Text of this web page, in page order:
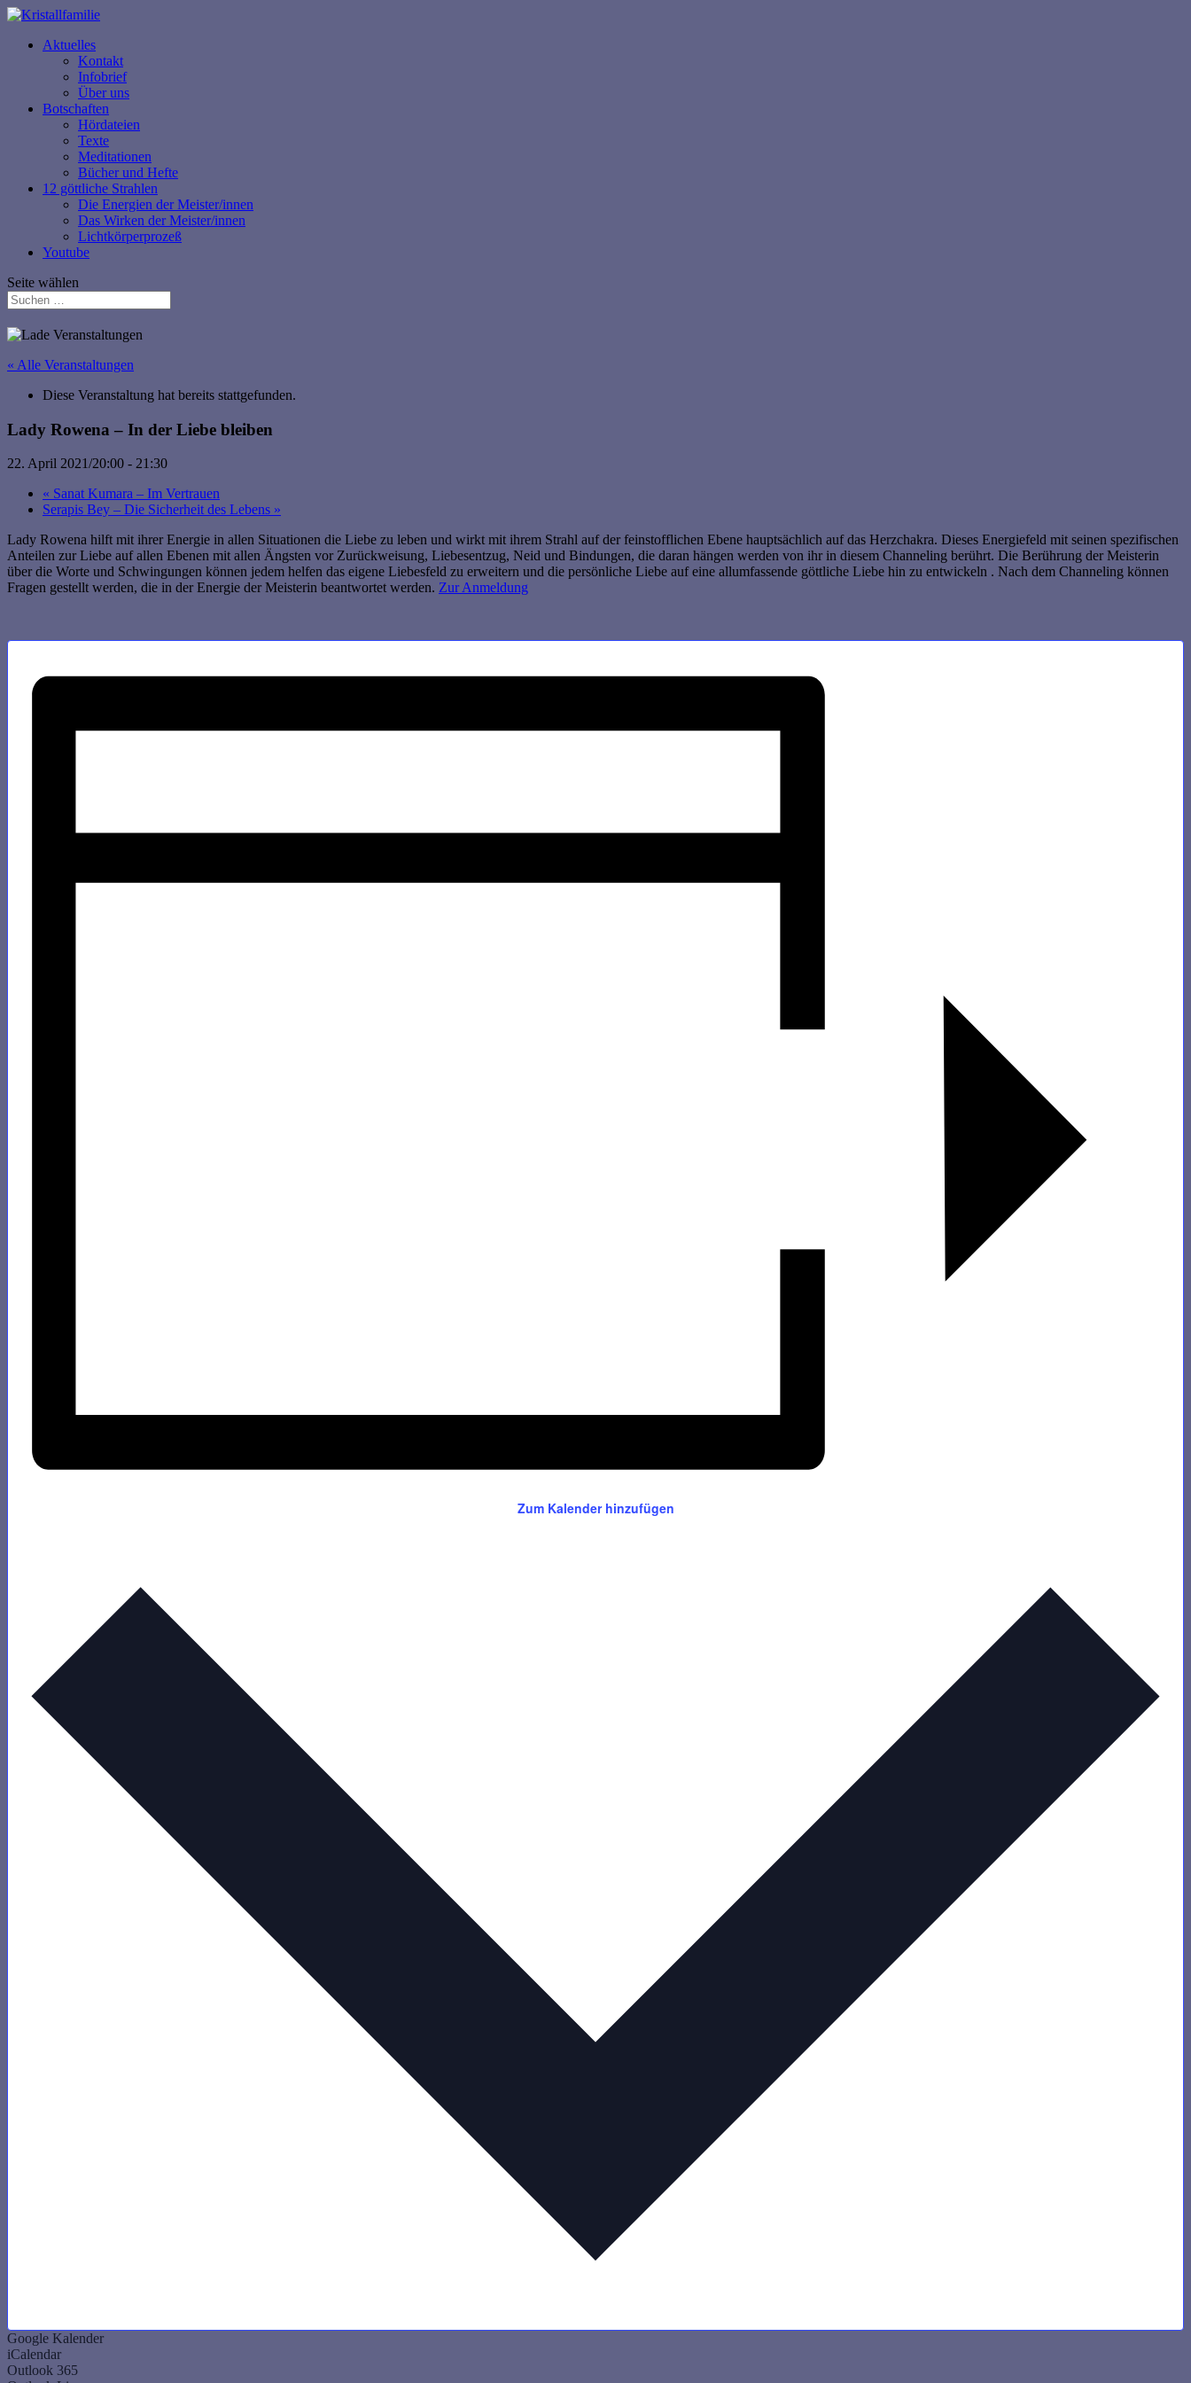
Aktuelles
Kontakt
Infobrief
Über uns
Botschaften
Hördateien
Texte
Meditationen
Bücher und Hefte
12 göttliche Strahlen
Die Energien der Meister/innen
Das Wirken der Meister/innen
Lichtkörperprozeß
Youtube
Seite wählen
« Alle Veranstaltungen
Diese Veranstaltung hat bereits stattgefunden.
Lady Rowena – In der Liebe bleiben
22. April 2021/20:00 - 21:30
« Sanat Kumara – Im Vertrauen
Serapis Bey – Die Sicherheit des Lebens »
Lady Rowena hilft mit ihrer Energie in allen Situationen die Liebe zu leben und wirkt mit ihrem Strahl auf der feinstofflichen Ebene hauptsächlich auf das Herzchakra. Dieses Energiefeld mit seinen spezifischen
Anteilen zur Liebe auf allen Ebenen mit allen Ängsten vor Zurückweisung, Liebesentzug, Neid und Bindungen, die daran hängen werden von ihr in diesem Channeling berührt. Die Berührung der Meisterin
über die Worte und Schwingungen können jedem helfen das eigene Liebesfeld zu erweitern und die persönliche Liebe auf eine allumfassende göttliche Liebe hin zu entwickeln . Nach dem Channeling können
Fragen gestellt werden, die in der Energie der Meisterin beantwortet werden. Zur Anmeldung
Zum Kalender hinzufügen
Google Kalender
iCalendar
Outlook 365